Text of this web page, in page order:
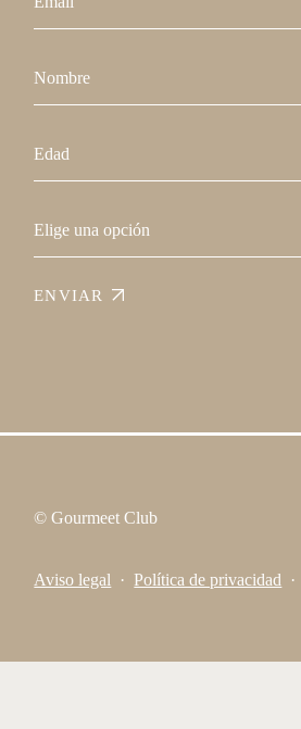
ENVIAR
© Gourmeet Club
Aviso legal ·Política de privacidad